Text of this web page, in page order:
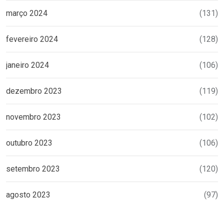
março 2024 (131)
fevereiro 2024 (128)
janeiro 2024 (106)
dezembro 2023 (119)
novembro 2023 (102)
outubro 2023 (106)
setembro 2023 (120)
agosto 2023 (97)